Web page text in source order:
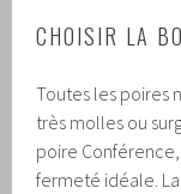
CHOISIR LA
Toutes les poires
très molles ou
poire
fermeté idéale.